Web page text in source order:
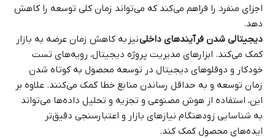
اجزای منفرد را فراهم می‌کند که می‌تواند زمان کلی توسعه را کاهش
دهد.
دیجیتالی شدن فرآیندهای داخلینیز به کاهش زمان عرضه به بازار
کمک می‌کند. ابزارهای مدیریت پروژه دیجیتال، رویه‌های تست
خودکار و دوقلوهای دیجیتال در توسعه محصول به کوتاه شدن
زمان توسعه و به حداقل رساندن منابع خطا کمک می‌کنند. علاوه بر
این، استفاده از هوش مصنوعی و تجزیه و تحلیل داده‌ها می‌تواند
به شناسایی زودهنگام نیازهای بازار و اعتبارسنجی دقیق‌تر
ایده‌های محصول کمک کند.